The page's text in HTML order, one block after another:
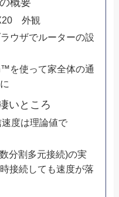
外観
ウザでルーターの設
を使って家全体の通
いところ
度は理論値で
分割多元接続)の実
接続しても速度が落